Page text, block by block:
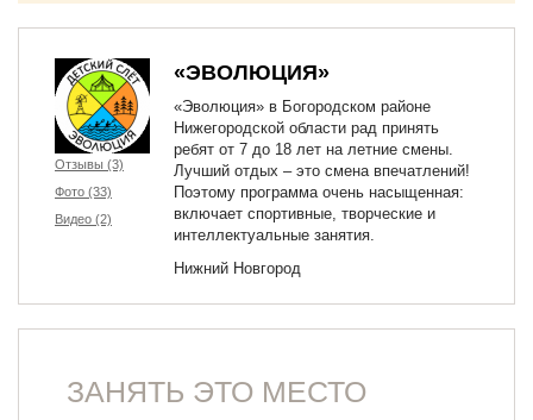
Отзывы (3)
Фото (33)
Видео (2)
«ЭВОЛЮЦИЯ»
«Эволюция» в Богородском районе
Нижегородской области рад принять
ребят от 7 до 18 лет на летние смены.
Лучший отдых – это смена впечатлений!
Поэтому программа очень насыщенная:
включает спортивные, творческие и
интеллектуальные занятия.
Нижний Новгород
ЗАНЯТЬ ЭТО МЕСТО